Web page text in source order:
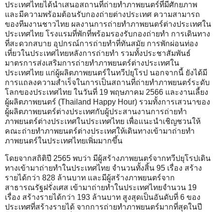
ประเทศไทยได้นำเสนอสถานที่ถ่ายทำภาพยนตร์ที่มีศักยภาพ
และมีความพร้อมต้อนรับกองถ่ายต่างประเทศ ความสามารถ
ของทีมงานชาวไทย ผลงานการถ่ายทำภาพยนตร์ต่างประเทศใน
ประเทศไทย โรงแรมที่พักที่พร้อมรองรับกองถ่ายทำ การเดินทาง
ที่สะดวกสบาย อุปกรณ์การถ่ายทำที่ทันสมัย การพักผ่อนท่อง
เที่ยวในประเทศไทยหลังการถ่ายทำ รวมทั้งประชาสัมพันธ์
มาตรการส่งเสริมการถ่ายทำภาพยนตร์ต่างประเทศใน
ประเทศไทย แก่ผู้ผลิตภาพยนตร์ในทวีปยุโรป นอกจากนี้ ยังได้มี
การแถลงความสำเร็จในการเป็นสถานที่ถ่ายทำภาพยนตร์ระดับ
โลกของประเทศไทย ในวันที่ 19 พฤษภาคม 2566 และงานเลี้ยง
ผู้ผลิตภาพยนตร์ (Thailand Happy Hour) รวมทั้งการเสวนาของ
ผู้ผลิตภาพยนตร์ต่างประเทศกับผู้ประสานงานการถ่ายทำ
ภาพยนตร์ต่างประเทศในประเทศไทย เพื่อแนะนำเชิญชวนให้
คณะถ่ายทำภาพยนตร์ต่างประเทศให้เดินทางเข้ามาถ่ายทำ
ภาพยนตร์ในประเทศไทยเพิ่มมากขึ้น
โดยจากสถิติปี 2565 พบว่า มีผู้สร้างภาพยนตร์จากทวีปยุโรปเดิน
ทางเข้ามาถ่ายทำในประเทศไทย จำนวนทั้งสิ้น 95 เรื่อง สร้าง
รายได้กว่า 828 ล้านบาท และมีผู้สร้างภาพยนตร์จาก
สาธารณรัฐฝรั่งเศส เข้ามาถ่ายทำในประเทศไทยจำนวน 19
เรื่อง สร้างรายได้กว่า 193 ล้านบาท สูงสุดเป็นอันดับที่ 6 ของ
ประเทศที่สร้างรายได้ จากการถ่ายทำภาพยนตร์มากที่สุดในปี